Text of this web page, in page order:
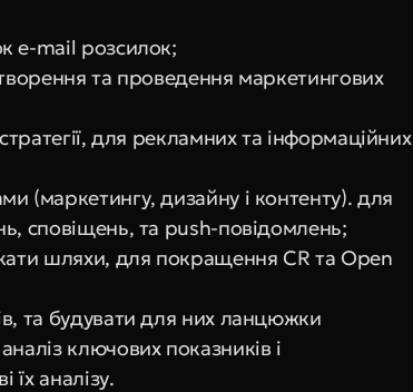
e-mail розсилок;
та проведення маркетингових
для рекламних та інформаційних
(маркетингу, дизайну і контенту). для
сповіщень, та push-повідомлень;
шляхи, для покращення CR та Open
та будувати для них ланцюжки
ключових показників і
їх аналізу.